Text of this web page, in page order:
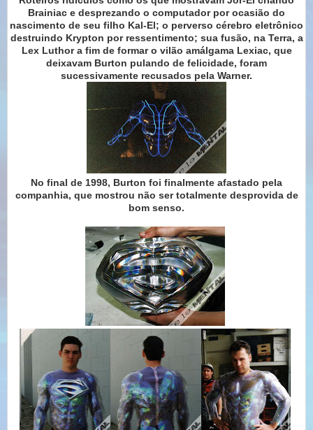
Brainiac e desprezando o computador por ocasião do
nascimento de seu filho Kal-El; o perverso cérebro eletrônico
destruindo Krypton por ressentimento; sua fusão, na Terra, a
Lex Luthor a fim de formar o vilão amálgama Lexiac, que
deixavam Burton pulando de felicidade, foram
sucessivamente recusados pela Warner.
No final de 1998, Burton foi finalmente afastado pela
companhia, que mostrou não ser totalmente desprovida de
bom senso.